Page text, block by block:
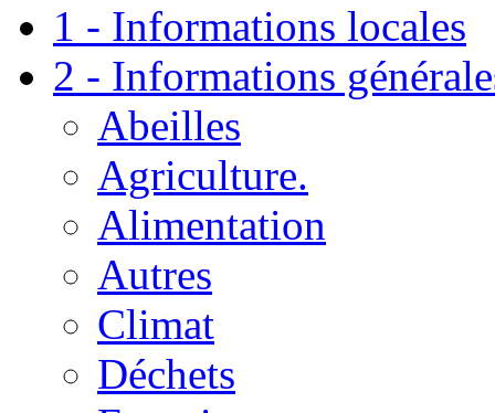
1 - Informations locales
2 - Informations
Abeilles
Agriculture.
Alimentation
Autres
Climat
Déchets